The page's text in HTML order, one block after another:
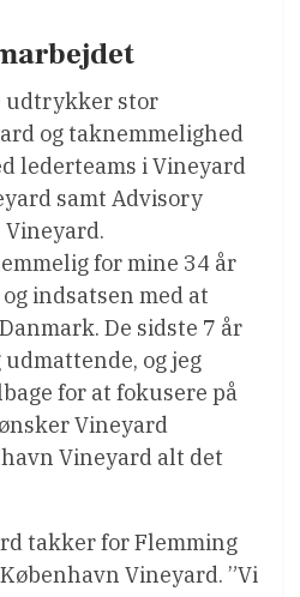
udtrykker stor
og taknemmelighed
lederteams i Vineyard
samt Advisory
for mine 34 år
indsatsen med at
De sidste 7 år
og jeg
for at fokusere på
Vineyard
Vineyard alt det
takker for Flemming
Vineyard. ”Vi